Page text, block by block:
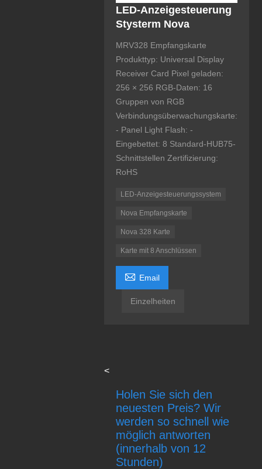
LED-Anzeigesteuerung
Stysterm Nova
MRV328 Empfangskarte
Produkttyp: Universal Display
Receiver Card Pixel geladen:
256 × 256 RGB-Daten: 16
Gruppen von RGB
Verbindungsüberwachungskarte:
- Panel Light Flash: -
Eingebettet: 8 Standard-HUB75-
Schnittstellen Zertifizierung:
RoHS
LED-Anzeigesteuerungssystem
Nova Empfangskarte
Nova 328 Karte
Karte mit 8 Anschlüssen
 Email
Einzelheiten
<
Holen Sie sich den
neuesten Preis? Wir
werden so schnell wie
möglich antworten
(innerhalb von 12
Stunden)